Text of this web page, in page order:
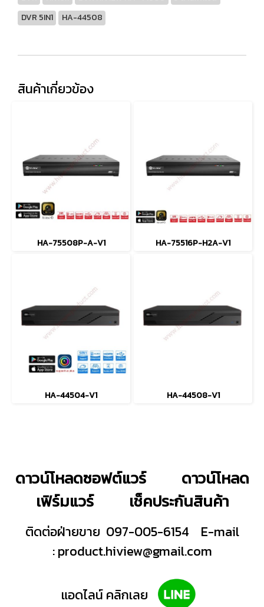
DVR 5IN1
HA-44508
สินค้าเกี่ยวข้อง
HA-75508P-A-V1 HA-75516P-H2A-V1
HA-44504-V1 HA-44508-V1
ดาวน์โหลดซอฟต์แวร์
ดาวน์โหลด
เฟิร์มแวร์
เช็คประกันสินค้า
ติดต่อฝ่ายขาย 097-005-6154
E-mail
:product.hiview@gmail.com
แอดไลน์ คลิกเลย